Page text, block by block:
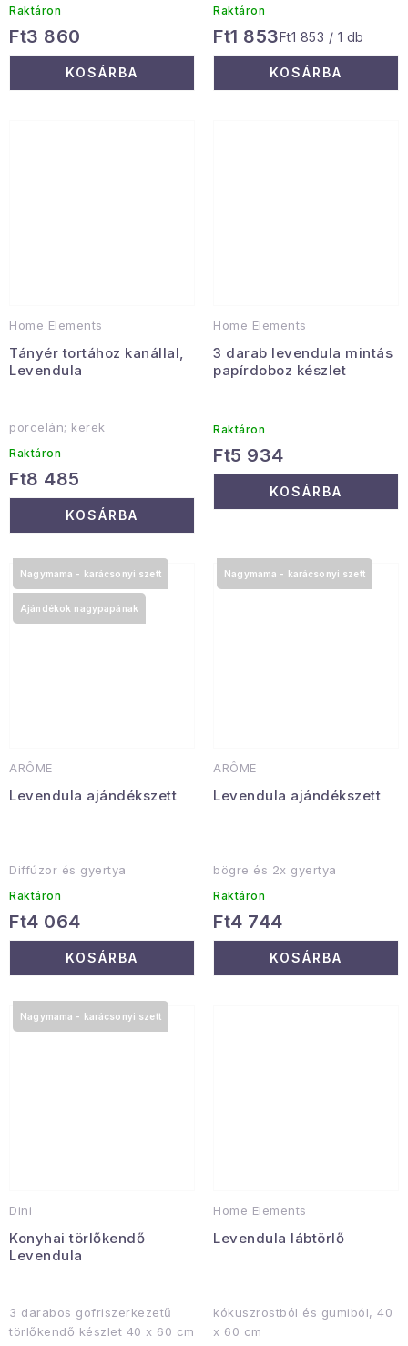
Raktáron
Ft3 860
KOSÁRBA
Raktáron
Ft1 853Egységár:
Ft1 853 / 1 db
KOSÁRBA
Home Elements
Tányér tortához kanállal,
Levendula
porcelán; kerek
Raktáron
Ft8 485
KOSÁRBA
Home Elements
3 darab levendula mintás
papírdoboz készlet
Raktáron
Ft5 934
KOSÁRBA
ARÔME
Levendula ajándékszett
Nagymama - karácsonyi szett
Ajándékok nagypapának
Diffúzor és gyertya
Raktáron
Ft4 064
KOSÁRBA
ARÔME
Levendula ajándékszett
Nagymama - karácsonyi szett
bögre és 2x gyertya
Raktáron
Ft4 744
KOSÁRBA
Dini
Konyhai törlőkendő
Levendula
Nagymama - karácsonyi szett
3 darabos gofriszerkezetű
törlőkendő készlet 40 x 60 cm
Home Elements
Levendula lábtörlő
kókuszrostból és gumiból, 40
x 60 cm